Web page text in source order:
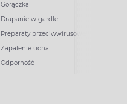
Gorączka
Drapanie w gardle
Preparaty przeciwwirusowe
Zapalenie ucha
Odporność